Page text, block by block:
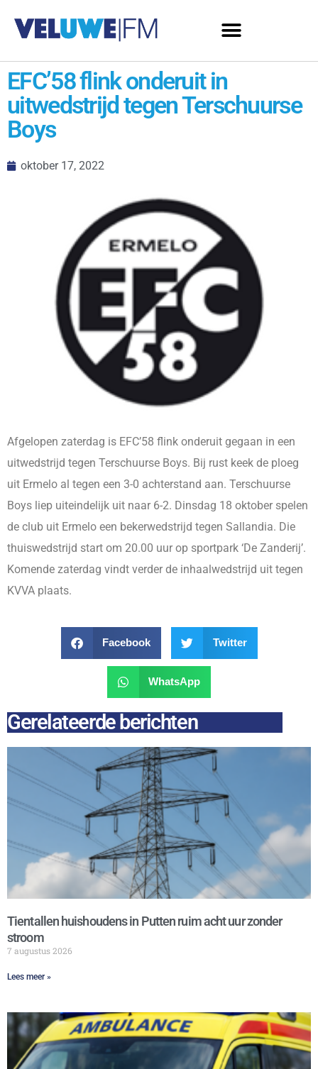
EFC’58 flink onderuit in
uitwedstrijd tegen Terschuurse
Boys
oktober 17, 2022
Afgelopen zaterdag is EFC’58 flink onderuit gegaan in een
uitwedstrijd tegen Terschuurse Boys. Bij rust keek de ploeg
uit Ermelo al tegen een 3-0 achterstand aan. Terschuurse
Boys liep uiteindelijk uit naar 6-2. Dinsdag 18 oktober spelen
de club uit Ermelo een bekerwedstrijd tegen Sallandia. Die
thuiswedstrijd start om 20.00 uur op sportpark ‘De Zanderij’.
Komende zaterdag vindt verder de inhaalwedstrijd uit tegen
KVVA plaats.
Facebook Twitter
WhatsApp
Gerelateerde berichten
Tientallen huishoudens in Putten ruim acht uur zonder
stroom
7 augustus 2026
Lees meer »